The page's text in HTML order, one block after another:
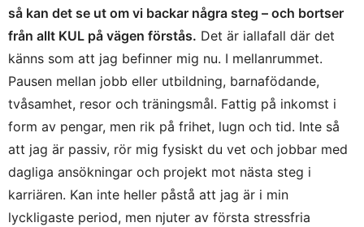
så kan det se ut om vi backar några steg – och bortser
från allt KUL på vägen förstås. Det är iallafall där det
känns som att jag befinner mig nu. I mellanrummet.
Pausen mellan jobb eller utbildning, barnafödande,
tvåsamhet, resor och träningsmål. Fattig på inkomst i
form av pengar, men rik på frihet, lugn och tid. Inte så
att jag är passiv, rör mig fysiskt du vet och jobbar med
dagliga ansökningar och projekt mot nästa steg i
karriären. Kan inte heller påstå att jag är i min
lyckligaste period, men njuter av första stressfria